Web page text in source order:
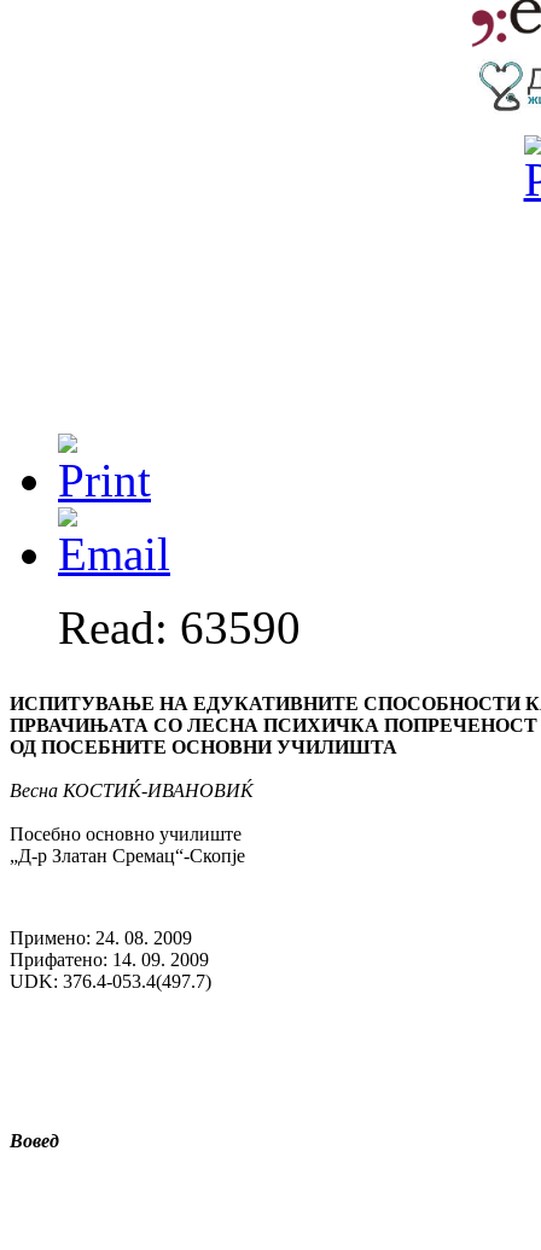
Read: 63590
ИСПИТУВАЊЕ НА ЕДУКАТИВНИТЕ СПОСОБНОСТИ
ПРВАЧИЊАТА СО ЛЕСНА ПСИХИЧКА ПОПРЕЧЕНОСТ
ОД ПОСЕБНИТЕ ОСНОВНИ УЧИЛИШТА
Весна КОСТИЌ-ИВАНОВИЌ
Посебно основно училиште
„Д-р Златан Сремац“-Скопје
Примено: 24. 08. 2009
Прифатено: 14. 09. 2009
UDK: 376.4-053.4(497.7)
Вовед